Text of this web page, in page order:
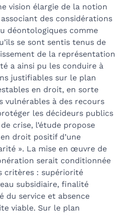
vision élargie de la notion
des considérations
déontologiques comme
se sont sentis tenus de
de la représentation
a ainsi pu les conduire à
justifiables sur le plan
en droit, en sorte
vulnérables à des recours
les décideurs publics
crise, l’étude propose
droit positif d’une
». La mise en œuvre de
serait conditionnée
critères : supériorité
subsidiaire, finalité
du service et absence
viable. Sur le plan